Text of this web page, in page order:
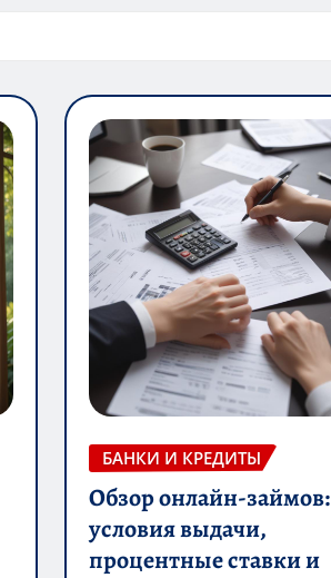
БАНКИ И КРЕДИТЫ
Обзор онлайн-займов:
условия выдачи,
процентные ставки и